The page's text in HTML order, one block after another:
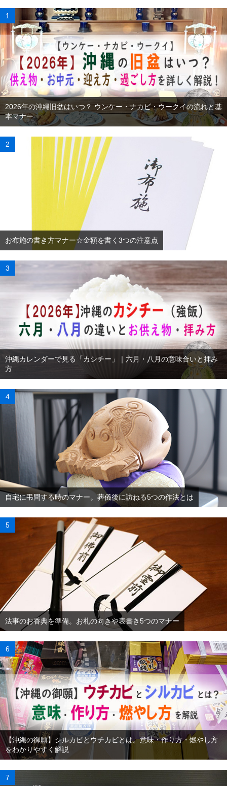
2026年の沖縄旧盆はいつ？ ウンケー・ナカビ・ウークイの流れと基
本マナー
お布施の書き方マナー☆金額を書く3つの注意点
沖縄カレンダーで見る「カシチー」｜六月・八月の意味合いと拝み
方
自宅に弔問する時のマナー。葬儀後に訪ねる5つの作法とは
法事のお香典を準備。お札の向きや表書き5つのマナー
【沖縄の御願】シルカビとウチカビとは。意味・作り方・燃やし方
をわかりやすく解説